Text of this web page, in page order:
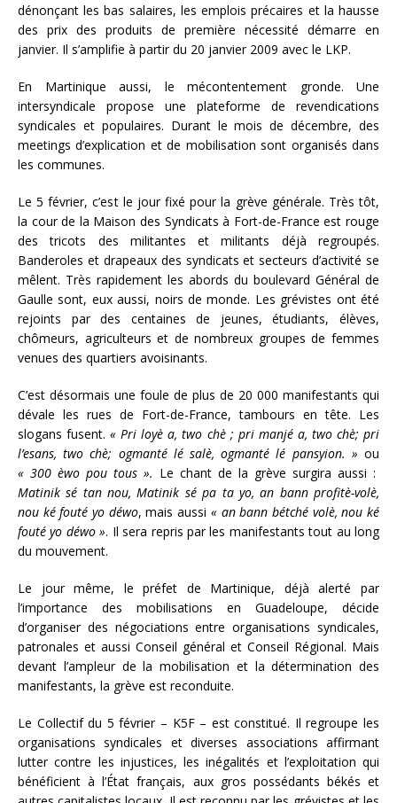
dénonçant les bas salaires, les emplois précaires et la hausse
des prix des produits de première nécessité démarre en
janvier. Il s’amplifie à partir du 20 janvier 2009 avec le LKP.
En Martinique aussi, le mécontentement gronde. Une
intersyndicale propose une plateforme de revendications
syndicales et populaires. Durant le mois de décembre, des
meetings d’explication et de mobilisation sont organisés dans
les communes.
Le 5 février, c’est le jour fixé pour la grève générale. Très tôt,
la cour de la Maison des Syndicats à Fort-de-France est rouge
des tricots des militantes et militants déjà regroupés.
Banderoles et drapeaux des syndicats et secteurs d’activité se
mêlent. Très rapidement les abords du boulevard Général de
Gaulle sont, eux aussi, noirs de monde. Les grévistes ont été
rejoints par des centaines de jeunes, étudiants, élèves,
chômeurs, agriculteurs et de nombreux groupes de femmes
venues des quartiers avoisinants.
C’est désormais une foule de plus de 20 000 manifestants qui
dévale les rues de Fort-de-France, tambours en tête. Les
slogans fusent.« Pri loyè a, two chè ; pri manjé a, two chè; pri
l’esans, two chè; ogmanté lé salè, ogmanté lé pansyion. » ou
« 300 èwo pou tous ». Le chant de la grève surgira aussi :
Matinik sé tan nou, Matinik sé pa ta yo, an bann profitè-volè,
nou ké fouté yo déwo, mais aussi « an bann bétché volè, nou ké
fouté yo déwo ». Il sera repris par les manifestants tout au long
du mouvement.
Le jour même, le préfet de Martinique, déjà alerté par
l’importance des mobilisations en Guadeloupe, décide
d’organiser des négociations entre organisations syndicales,
patronales et aussi Conseil général et Conseil Régional. Mais
devant l’ampleur de la mobilisation et la détermination des
manifestants, la grève est reconduite.
Le Collectif du 5 février – K5F – est constitué. Il regroupe les
organisations syndicales et diverses associations affirmant
lutter contre les injustices, les inégalités et l’exploitation qui
bénéficient à l’État français, aux gros possédants békés et